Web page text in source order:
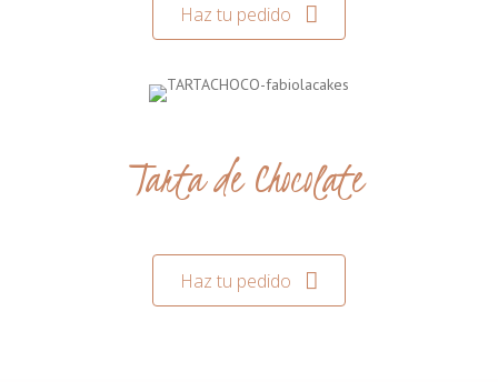
Haz tu pedido
Tarta de Chocolate
Haz tu pedido